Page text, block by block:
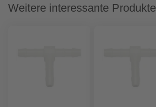
Weitere interessante Produkte